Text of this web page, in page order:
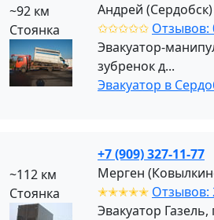
~92 км
Стоянка
Андрей (Сердобск)
✩✩✩✩✩ Отзывов:
Эвакуатор-
зубренок д...
Эвакуатор в
~112 км
Стоянка
+7 (909) 327-11-77
Мерген
✭✭✭✭✭ Отзывов:
Эвакуатор Газель,